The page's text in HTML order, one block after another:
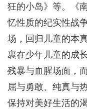
狂的小岛》等。《
忆性质的纪实性战
场，回归儿童的本
裹在少年儿童的成
残暴与血腥场面，
屈与勇敢、纯真与
保持对美好生活的